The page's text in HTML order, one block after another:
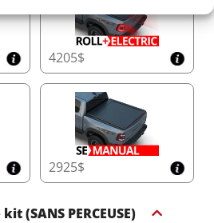
4205$
2925$
(SANS PERCEUSE)